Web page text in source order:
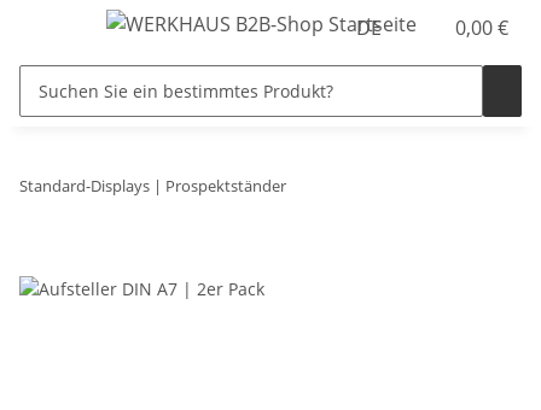
DE 0,00 €
Standard-Displays | Prospektständer